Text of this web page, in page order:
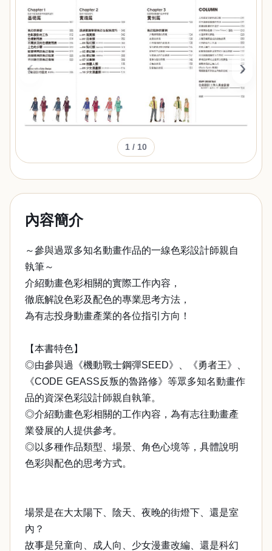
‹ ›
1 / 10
內容簡介
～參與過眾多知名動畫作品的一線色彩設計師親自
執筆～
介紹動畫色彩相關的實際工作內容，
徹底解說色彩及配色的專業思考方法，
為有志投身動畫產業的各位指引方向！
【本書特色】
◎由參與過《機動戰士鋼彈SEED》、《勇者王》、
《CODE GEASS反叛的魯路修》等眾多知名動畫作
品的資深色彩設計師親自執筆。
◎介紹動畫色彩相關的工作內容，為有志往動畫產
業發展的人提供參考。
◎以多種作品類型、場景、角色心境等，具體說明
色彩與配色的思考方式。
場景是在大太陽下、陰天、夜晚的街燈下、還是室
內？
故事是兒童向、成人向、少女漫畫改編、還是科幻